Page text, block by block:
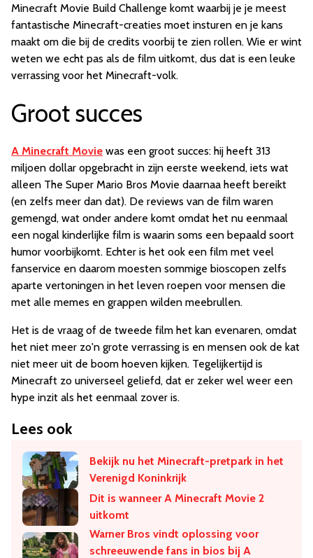
Minecraft Movie Build Challenge komt waarbij je je meest
fantastische Minecraft-creaties moet insturen en je kans
maakt om die bij de credits voorbij te zien rollen. Wie er wint
weten we echt pas als de film uitkomt, dus dat is een leuke
verrassing voor het Minecraft-volk.
Groot succes
A Minecraft Movie was een groot succes: hij heeft 313
miljoen dollar opgebracht in zijn eerste weekend, iets wat
alleen The Super Mario Bros Movie daarnaa heeft bereikt
(en zelfs meer dan dat). De reviews van de film waren
gemengd, wat onder andere komt omdat het nu eenmaal
een nogal kinderlijke film is waarin soms een bepaald soort
humor voorbijkomt. Echter is het ook een film met veel
fanservice en daarom moesten sommige bioscopen zelfs
aparte vertoningen in het leven roepen voor mensen die
met alle memes en grappen wilden meebrullen.
Het is de vraag of de tweede film het kan evenaren, omdat
het niet meer zo'n grote verrassing is en mensen ook de kat
niet meer uit de boom hoeven kijken. Tegelijkertijd is
Minecraft zo universeel geliefd, dat er zeker wel weer een
hype inzit als het eenmaal zover is.
Lees ook
Bekijk nu het Minecraft-pretpark in het
Verenigd Koninkrijk
Dit is wanneer A Minecraft Movie 2
uitkomt
Warner Bros vindt oplossing voor
schreeuwende fans in bios bij A